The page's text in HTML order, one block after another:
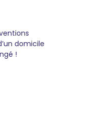
domicile
!